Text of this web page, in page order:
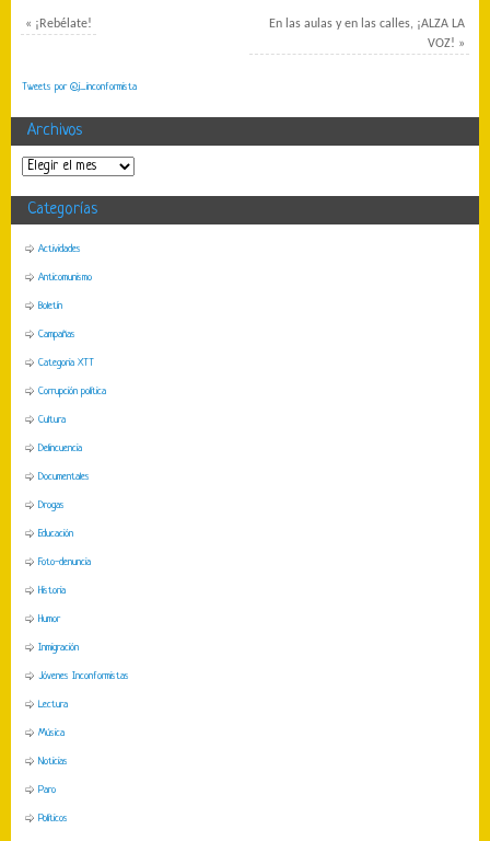
« ¡Rebélate!
En las aulas y en las calles, ¡ALZA LA
VOZ! »
Tweets por @j_inconformista
Archivos
Categorías
Actividades
Anticomunismo
Boletín
Campañas
Categoria XTT
Corrupción política
Cultura
Delincuencia
Documentales
Drogas
Educación
Foto-denuncia
Historia
Humor
Inmigración
Jóvenes Inconformistas
Lectura
Música
Noticias
Paro
Políticos